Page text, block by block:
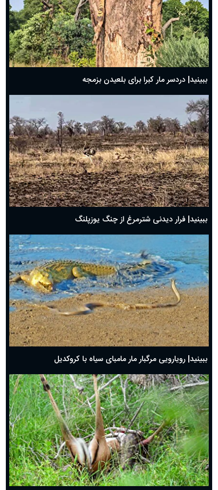
ببینید| دردسر مار کبرا برای بلعیدن بزمجه
ببینید| فرار دیدنی شترمرغ از چنگ یوزپلنگ
ببینید| رویارویی مرگبار مار مامبای سیاه با کروکدیل